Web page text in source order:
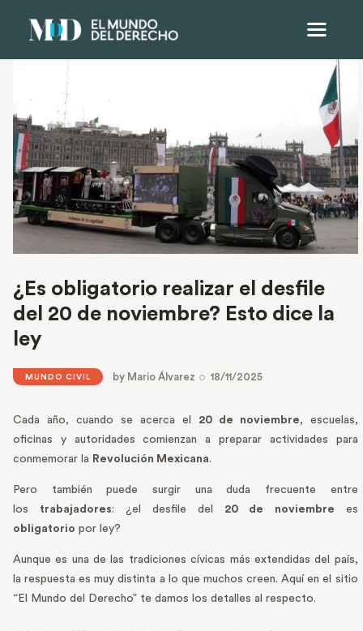
¿Es obligatorio realizar el desfile
del 20 de noviembre? Esto dice la
ley
MUNDO CIVIL by Mario Álvarez 18/11/2025
Cada año, cuando se acerca el 20 de noviembre, escuelas,
oficinas y autoridades comienzan a preparar actividades para
conmemorar la Revolución Mexicana.
Pero también puede surgir una duda frecuente entre
los trabajadores: ¿el desfile del 20 de noviembre es
obligatorio por ley?
Aunque es una de las tradiciones cívicas más extendidas del país,
la respuesta es muy distinta a lo que muchos creen. Aquí en el sitio
“El Mundo del Derecho” te damos los detalles al respecto.